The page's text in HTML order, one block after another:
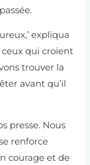
expliqua
ceux qui croient
trouver la
avant qu’il
presse. Nous
renforce
courage et de